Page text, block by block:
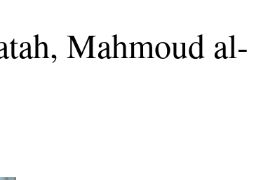
Mahmoud al-